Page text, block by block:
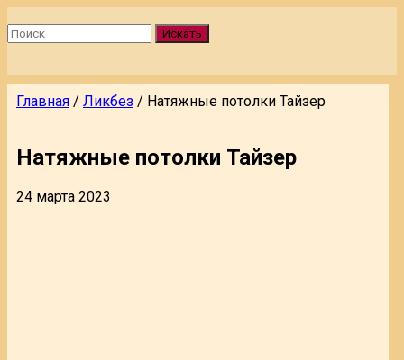
Искать
Главная / Ликбез / Натяжные потолки Тайзер
Натяжные потолки Тайзер
24 марта 2023